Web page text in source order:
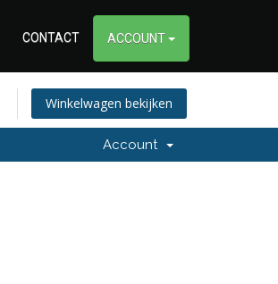
CONTACT ACCOUNT
Winkelwagen bekijken
Account